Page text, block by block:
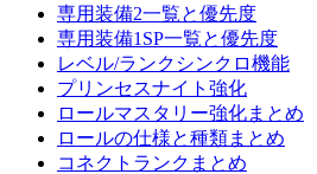
専用装備2一覧と優先度
専用装備1SP一覧と優先度
レベル/ランクシンクロ機能
プリンセスナイト強化
ロールマスタリー強化まとめ
ロールの仕様と種類まとめ
コネクトランクまとめ